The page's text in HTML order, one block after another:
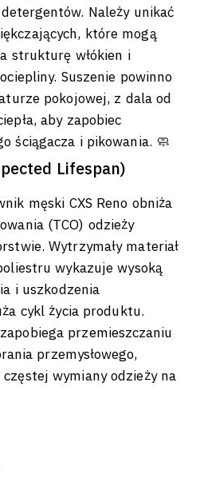
Należy unikać
które mogą
strukturę włókien i
Suszenie powinno
pokojowej, z dala od
aby zapobiec
ściągacza i pikowania. 🧼
Lifespan)
męski CXS Reno obniża
(TCO) odzieży
Wytrzymały materiał
wykazuje wysoką
i uszkodzenia
cykl życia produktu.
przemieszczaniu
przemysłowego,
wymiany odzieży na